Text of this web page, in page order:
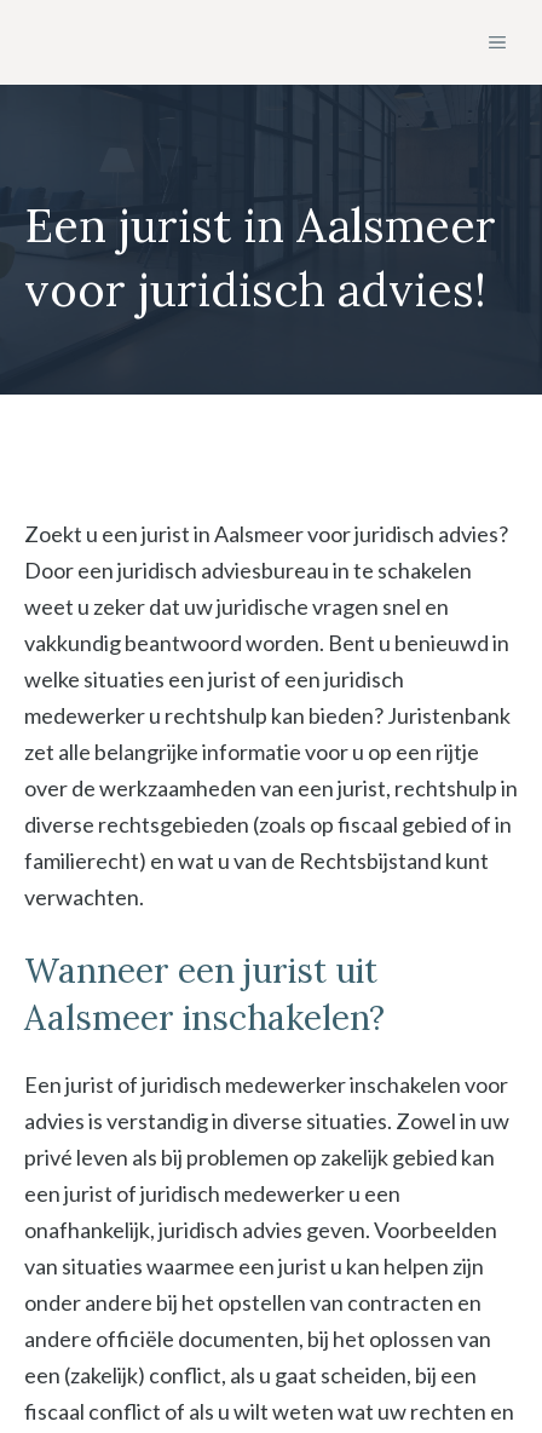
de
Een jurist in Aalsmeer
voor juridisch advies!
Zoekt u een jurist in Aalsmeer voor juridisch advies?
Door een juridisch adviesbureau in te schakelen
weet u zeker dat uw juridische vragen snel en
vakkundig beantwoord worden. Bent u benieuwd in
welke situaties een jurist of een juridisch
medewerker u rechtshulp kan bieden? Juristenbank
zet alle belangrijke informatie voor u op een rijtje
over de werkzaamheden van een jurist, rechtshulp in
diverse rechtsgebieden (zoals op fiscaal gebied of in
familierecht) en wat u van de Rechtsbijstand kunt
verwachten.
Wanneer een jurist uit
Aalsmeer inschakelen?
Een jurist of juridisch medewerker inschakelen voor
advies is verstandig in diverse situaties. Zowel in uw
privé leven als bij problemen op zakelijk gebied kan
een jurist of juridisch medewerker u een
onafhankelijk, juridisch advies geven. Voorbeelden
van situaties waarmee een jurist u kan helpen zijn
onder andere bij het opstellen van contracten en
andere officiële documenten, bij het oplossen van
een (zakelijk) conflict, als u gaat scheiden, bij een
fiscaal conflict of als u wilt weten wat uw rechten en